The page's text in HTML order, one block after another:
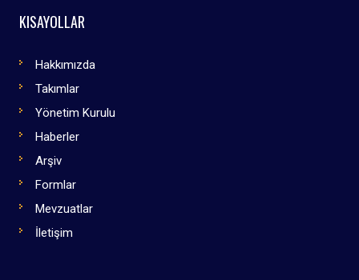
KISAYOLLAR
Hakkımızda
Takımlar
Yönetim Kurulu
Haberler
Arşiv
Formlar
Mevzuatlar
İletişim